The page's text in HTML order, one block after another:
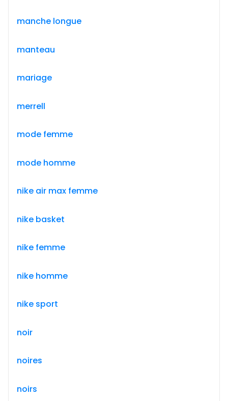
manche longue
manteau
mariage
merrell
mode femme
mode homme
nike air max femme
nike basket
nike femme
nike homme
nike sport
noir
noires
noirs